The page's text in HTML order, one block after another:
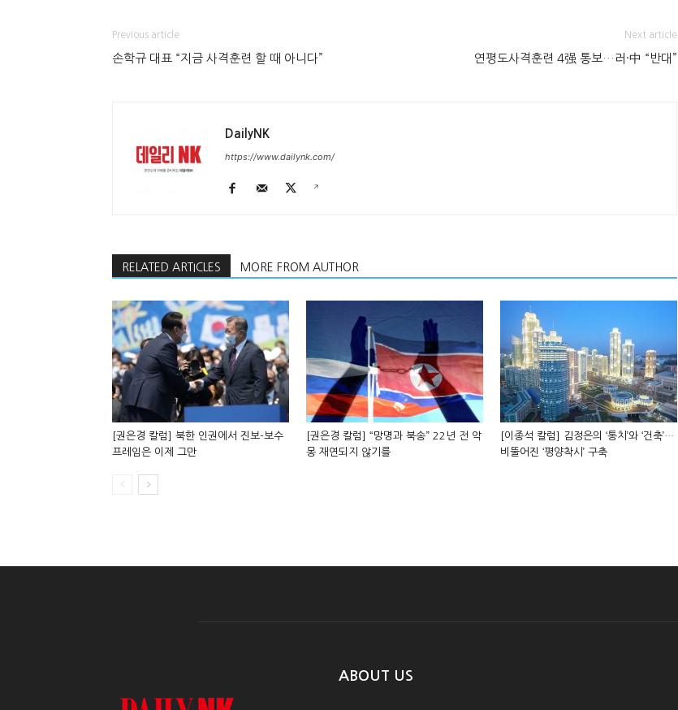
Previous article
손학규 대표 “지금 사격훈련 할 때 아니다”
Next article
연평도사격훈련 4强 통보…러·中 “반대”
DailyNK
https://www.dailynk.com/
RELATED ARTICLES MORE FROM AUTHOR
[권은경 칼럼] 북한 인권에서 진보-보수
프레임은 이제 그만
[권은경 칼럼] “망명과 북송” 22년 전 악
몽 재연되지 않기를
[이종석 칼럼] 김정은의 ‘통치’와 ‘건축’…
비뚤어진 ‘평양착시’ 구축
ABOUT US